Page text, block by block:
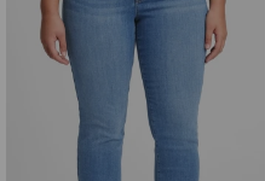
Camperas
Musculosas
Camperas
Chalecos
Camperas
Chalecos
Ropa interior
Camperas
Pijamas
Sets